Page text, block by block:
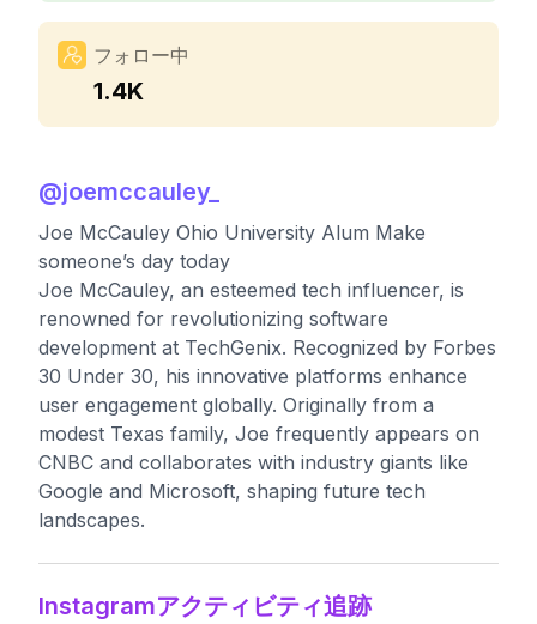
フォロー中
1.4K
@joemccauley_
Joe McCauley Ohio University Alum Make
someone’s day today
Joe McCauley, an esteemed tech influencer, is
renowned for revolutionizing software
development at TechGenix. Recognized by Forbes
30 Under 30, his innovative platforms enhance
user engagement globally. Originally from a
modest Texas family, Joe frequently appears on
CNBC and collaborates with industry giants like
Google and Microsoft, shaping future tech
landscapes.
Instagramアクティビティ追跡